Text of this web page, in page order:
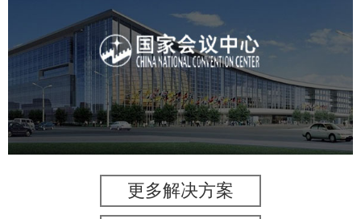
国家会议中心
专业服务 网站建设 网站设计
更多解决方案